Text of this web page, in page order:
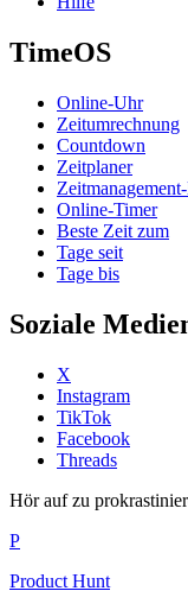
TimeOS
Online-Uhr
Zeitumrechnung
Countdown
Zeitplaner
Online-Timer
Beste Zeit zum
Tage seit
Tage bis
Soziale
X
Instagram
TikTok
Facebook
Threads
Hör auf zu
P
Product Hunt